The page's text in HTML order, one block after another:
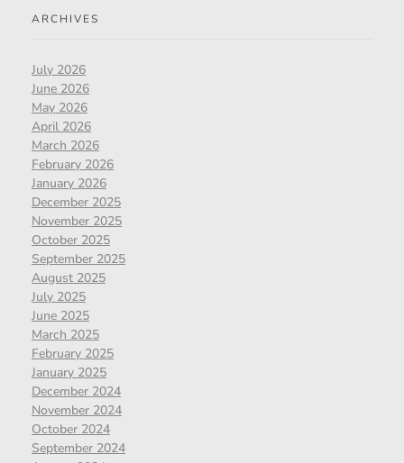
ARCHIVES
July 2026
June 2026
May 2026
April 2026
March 2026
February 2026
January 2026
December 2025
November 2025
October 2025
September 2025
August 2025
July 2025
June 2025
March 2025
February 2025
January 2025
December 2024
November 2024
October 2024
September 2024